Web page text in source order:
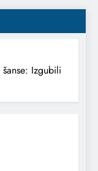
Izgubili